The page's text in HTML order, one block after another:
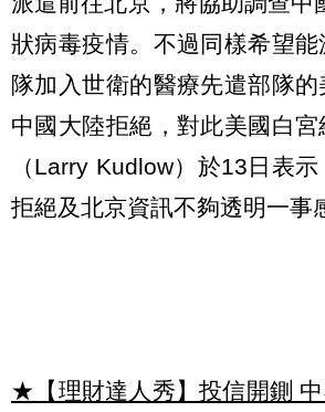
狀病毒疫情。不過同樣希望能
隊加入世衛的醫療先遣部隊的
中國大陸拒絕，對此美國白
（Larry Kudlow）於13日表
拒絕及北京資訊不夠透明一事
★【理財達人秀】投信開鍘 中